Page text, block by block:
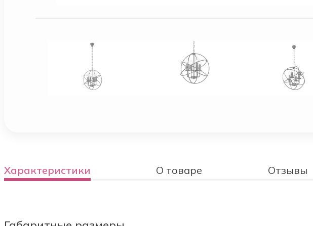
Характеристики О товаре Отзывы